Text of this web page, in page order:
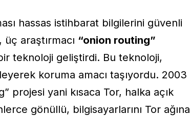
hassas istihbarat bilgilerini güvenli
üç araştırmacı “onion routing”
teknoloji geliştirdi. Bu teknoloji,
koruma amacı taşıyordu. 2003
projesi yani kısaca Tor, halka açık
gönüllü, bilgisayarlarını Tor ağına